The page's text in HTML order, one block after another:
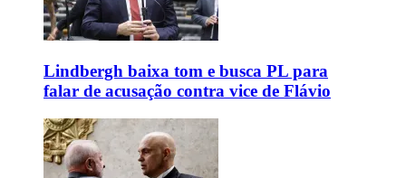
Lindbergh baixa tom e busca PL para
falar de acusação contra vice de Flávio